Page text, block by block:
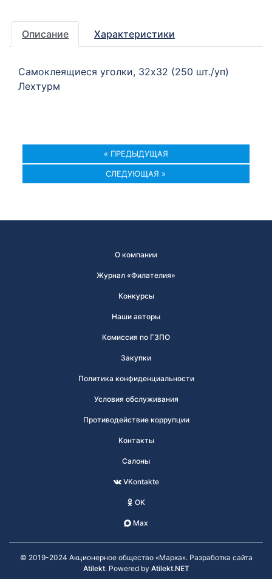
Описание Характеристики
Самоклеящиеся уголки, 32х32 (250 шт./уп)
Лехтурм
« ПРЕДЫДУЩАЯ
СЛЕДУЮЩАЯ »
О компании
Журнал «Филателия»
Конкурсы
Наши авторы
Комиссия по ГЗПО
Закупки
Политика конфиденциальности
Условия обслуживания
Противодействие коррупции
Контакты
Салоны
VKontakte
OK
Max
© 2019-2024 Акционерное общество «Марка». Разработка сайта
Atilekt. Powered by Atilekt.NET